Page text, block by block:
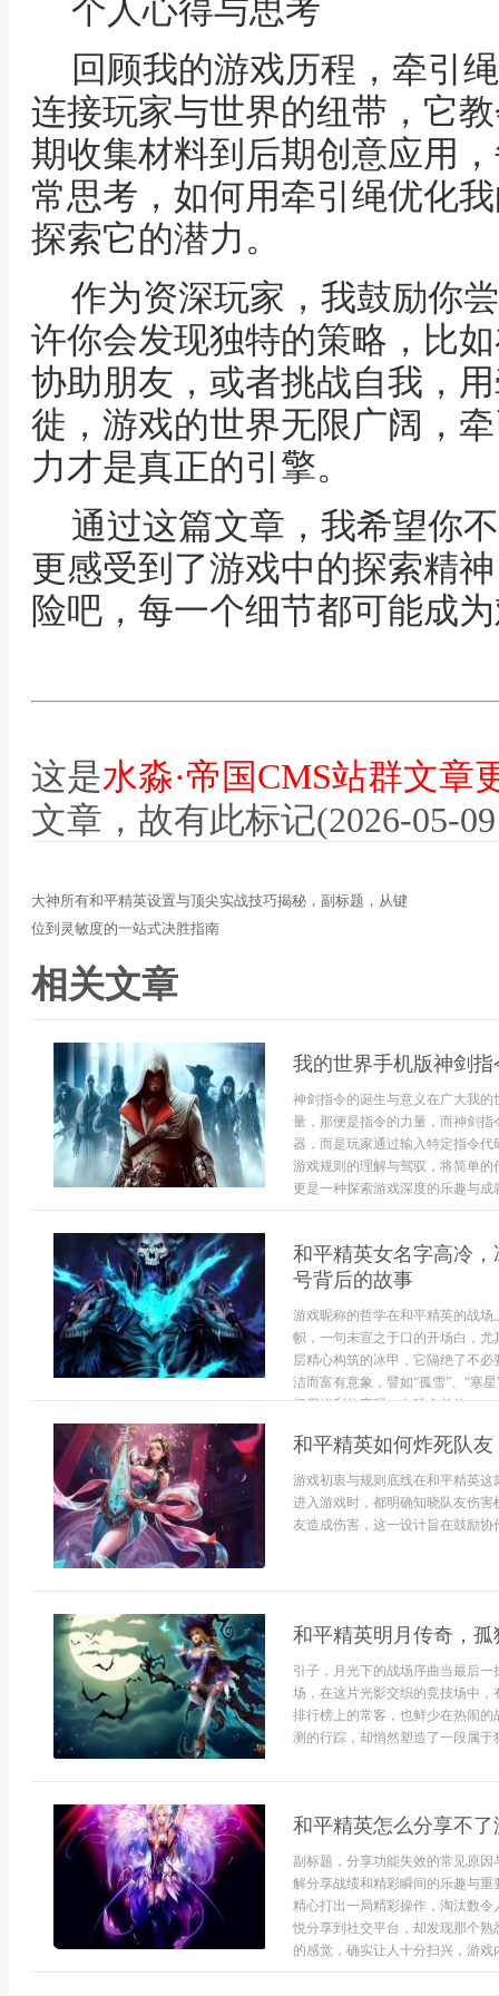
个人心得与思考
回顾我的游戏历程，牵引
连接玩家与世界的纽带，它
期收集材料到后期创意应用
常思考，如何用牵引绳优化
探索它的潜力。
作为资深玩家，我鼓励你
许你会发现独特的策略，比
协助朋友，或者挑战自我，
徙，游戏的世界无限广阔，
力才是真正的引擎。
通过这篇文章，我希望你
更感受到了游戏中的探索精
险吧，每一个细节都可能成
这是水淼·帝国CMS站群文章
文章，故有此标记(2026-05-
大神所有和平精英设置与顶尖实战技巧揭秘，副标题，从键
位到灵敏度的一站式决胜指南
相关文章
我的世界手机版神剑
神剑指令的诞生与意义在广大我
量，那便是指令的力量，而神剑
器，而是玩家通过输入特定指令
游戏规则的理解与驾驭，将简单
更是一种探索游戏深度的乐趣与成
和平精英女名字高冷
号背后的故事
游戏昵称的哲学在和平精英的战
帜，一句未宣之于口的开场白，
层精心构筑的冰甲，它隔绝了不
洁而富有意象，譬如“孤雪”、“寒
择用锐利的字眼，在跳伞前的...
和平精英如何炸死队
游戏初衷与规则底线在和平精英
进入游戏时，都明确知晓队友伤
友造成伤害，这一设计旨在鼓励协
和平精英明月传奇，
引子，月光下的战场序曲当最后
场，在这片光影交织的竞技场中
排行榜上的常客，也鲜少在热闹
测的行踪，却悄然塑造了一段属
和平精英怎么分享不
副标题，分享功能失效的常见原
解分享战绩和精彩瞬间的乐趣与
精心打出一局精彩操作，淘汰数
悦分享到社交平台，却发现那个
的感觉，确实让人十分扫兴，游